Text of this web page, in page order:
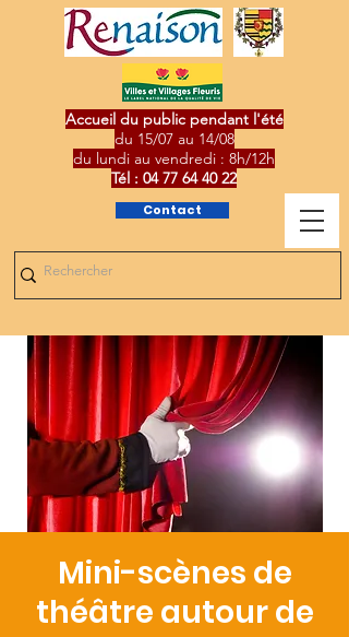
Contact
Accueil du public pendant l'été
du 15/07 au 14/08
du lundi au vendredi : 8h/12h
Tél : 04 77 64 40 22
Mini-scènes de
théâtre autour de